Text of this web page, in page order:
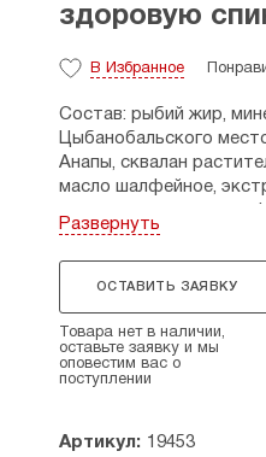
здоровую
В Избранное
Состав: рыбий жир,
Цыбанобальского
Анапы, сквалан
масло шалфейное,
ятрышника, перца
экстракт василька,
эфирных масел.
Свойства: обладает
локальное,
процесс питания
Развернуть
ОСТАВИТЬ ЗАЯВКУ
Товара нет в наличии,
оставьте заявку и мы
оповестим вас о
поступлении
Артикул: 19453